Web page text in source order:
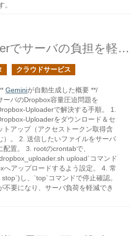
。
Dropbox-Uploaderでサーバの負担を軽減する
クラウドサービス
Geminiが自動生成した概要 **/
ーバのDropbox容量圧迫問題を
Uploaderで解決する手順。 1.
Uploaderをダウンロード＆セ
トアップ（アクセストークン取得含
）。 2. 送信したいファイルをサーバ
配置。 3. rootのcrontabで、
upload`コマンド
へアップロードするよう設定。 4. 常
し、`top`コマンドで停止確認。
不要になり、サーバ負荷を軽減でき